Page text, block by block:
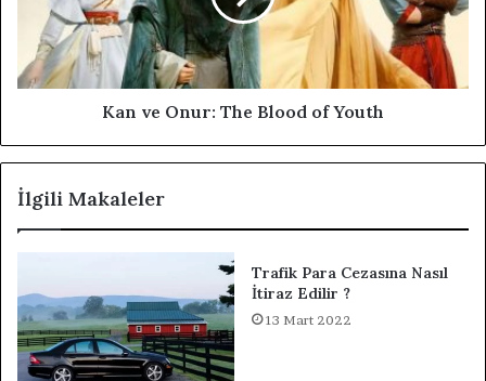
Kan ve Onur: The Blood of Youth
İlgili Makaleler
Trafik Para Cezasına Nasıl
İtiraz Edilir ?
13 Mart 2022